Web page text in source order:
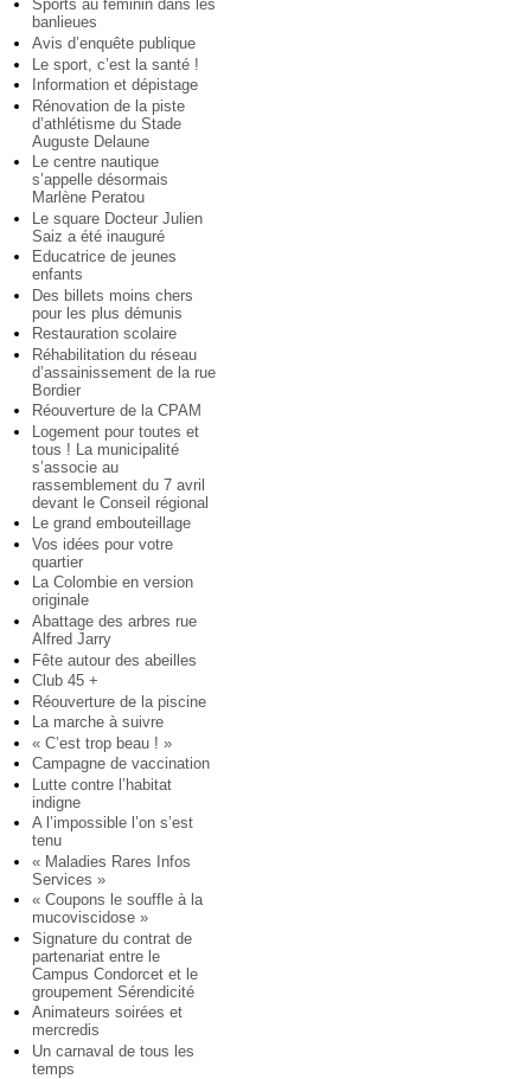
Sports au féminin dans les
banlieues
Avis d’enquête publique
Le sport, c’est la santé !
Information et dépistage
Rénovation de la piste
d’athlétisme du Stade
Auguste Delaune
Le centre nautique
s’appelle désormais
Marlène Peratou
Le square Docteur Julien
Saiz a été inauguré
Educatrice de jeunes
enfants
Des billets moins chers
pour les plus démunis
Restauration scolaire
Réhabilitation du réseau
d’assainissement de la rue
Bordier
Réouverture de la CPAM
Logement pour toutes et
tous ! La municipalité
s’associe au
rassemblement du 7 avril
devant le Conseil régional
Le grand embouteillage
Vos idées pour votre
quartier
La Colombie en version
originale
Abattage des arbres rue
Alfred Jarry
Fête autour des abeilles
Club 45 +
Réouverture de la piscine
La marche à suivre
« C’est trop beau ! »
Campagne de vaccination
Lutte contre l’habitat
indigne
A l’impossible l’on s’est
tenu
« Maladies Rares Infos
Services »
« Coupons le souffle à la
mucoviscidose »
Signature du contrat de
partenariat entre le
Campus Condorcet et le
groupement Sérendicité
Animateurs soirées et
mercredis
Un carnaval de tous les
temps